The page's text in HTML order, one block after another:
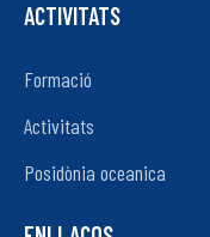
ACTIVITATS
Formació
Activitats
Posidònia oceanica